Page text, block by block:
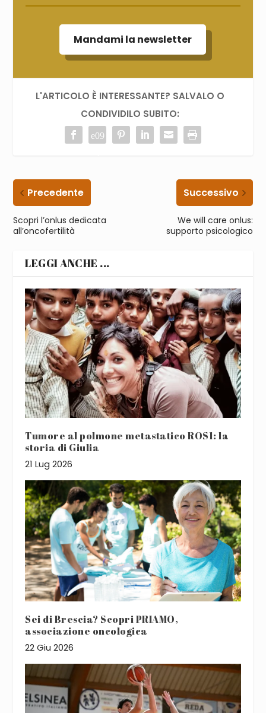
Mandami la newsletter
L'ARTICOLO È INTERESSANTE? SALVALO O
CONDIVIDILO SUBITO:
Precedente
Scopri l’onlus dedicata
all’oncofertilità
Successivo
We will care onlus:
supporto psicologico
LEGGI ANCHE ...
Tumore al polmone metastatico ROS1: la
storia di Giulia
21 Lug 2026
Sei di Brescia? Scopri PRIAMO,
associazione oncologica
22 Giu 2026